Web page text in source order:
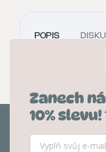
POPIS
40% zelenina,
Kontakt
Zanech
10% slevu!